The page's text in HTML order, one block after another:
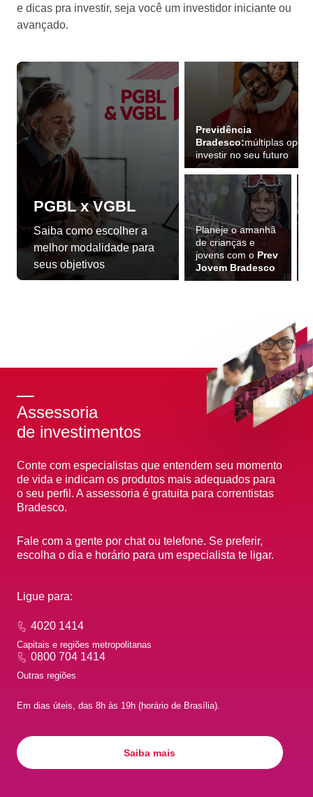
e dicas pra investir, seja você um investidor iniciante ou
avançado.
PGBL x VGBL
Saiba como escolher a
melhor modalidade para
seus objetivos
Previdência
Bradesco:múltiplas
investir no seu futuro
Planeje o amanhã
de crianças e
jovens com o Prev
Jovem Bradesco
Assessoria
de investimentos
Conte com especialistas que entendem seu momento
de vida e indicam os produtos mais adequados para
o seu perfil. A assessoria é gratuita para correntistas
Bradesco.
Fale com a gente por chat ou telefone. Se preferir,
escolha o dia e horário para um especialista te ligar.
Ligue para:
4020 1414
Capitais e regiões metropolitanas
0800 704 1414
Outras regiões
Em dias úteis, das 8h às 19h (horário de Brasília).
Saiba mais